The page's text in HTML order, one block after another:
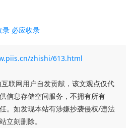
录 必应收录
zhishi/613.html
联网用户自发贡献，该文观点仅代
信息存储空间服务，不拥有所有
。如发现本站有涉嫌抄袭侵权/违法
立刻删除。